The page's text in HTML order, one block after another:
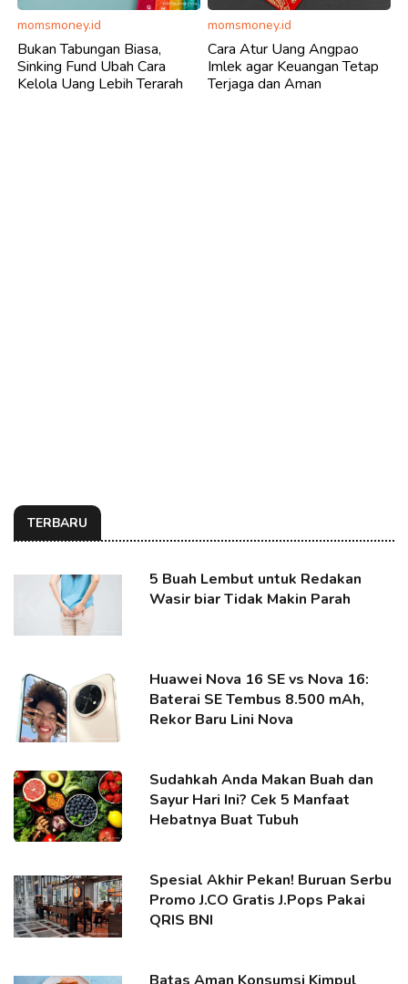
momsmoney.id
Bukan Tabungan Biasa,
Sinking Fund Ubah Cara
Kelola Uang Lebih Terarah
momsmoney.id
Cara Atur Uang Angpao
Imlek agar Keuangan Tetap
Terjaga dan Aman
TERBARU
5 Buah Lembut untuk Redakan
Wasir biar Tidak Makin Parah
Huawei Nova 16 SE vs Nova 16:
Baterai SE Tembus 8.500 mAh,
Rekor Baru Lini Nova
Sudahkah Anda Makan Buah dan
Sayur Hari Ini? Cek 5 Manfaat
Hebatnya Buat Tubuh
Spesial Akhir Pekan! Buruan Serbu
Promo J.CO Gratis J.Pops Pakai
QRIS BNI